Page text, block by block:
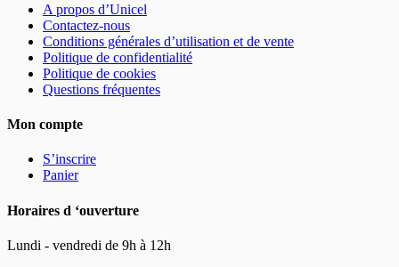
A propos d’Unicel
Contactez-nous
Conditions générales d’utilisation et de vente
Politique de confidentialité
Politique de cookies
Questions fréquentes
Mon compte
S’inscrire
Panier
Horaires d ‘ouverture
Lundi - vendredi de 9h à 12h